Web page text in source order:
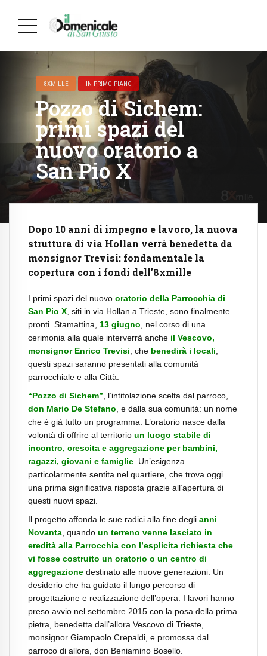
8XMILLE IN PRIMO PIANO
Pozzo di Sichem:
primi spazi del
nuovo oratorio a
San Pio X
Dopo 10 anni di impegno e lavoro, la nuova
struttura di via Hollan verrà benedetta da
monsignor Trevisi: fondamentale la
copertura con i fondi dell'8xmille
I primi spazi del nuovo oratorio della Parrocchia di
San Pio X , siti in via Hollan a Trieste, sono finalmente
pronti. Stamattina, 13 giugno , nel corso di una
cerimonia alla quale interverrà anche il Vescovo,
monsignor Enrico Trevisi , che benedirà i locali
questi spazi saranno presentati alla comunità
parrocchiale e alla Città.
“Pozzo di Sichem” , l’intitolazione scelta dal parroco,
don Mario De Stefano , e dalla sua comunità: un nome
che è già tutto un programma. L’oratorio nasce dalla
volontà di offrire al territorio un luogo stabile di
incontro, crescita e aggregazione per bambini,
ragazzi, giovani e famiglie . Un’esigenza
particolarmente sentita nel quartiere, che trova oggi
una prima significativa risposta grazie all’apertura di
questi nuovi spazi.
Il progetto affonda le sue radici alla fine degli anni
Novanta , quando un terreno venne lasciato in
eredità alla Parrocchia con l’esplicita richiesta che
vi fosse costruito un oratorio o un centro di
aggregazione destinato alle nuove generazioni. Un
desiderio che ha guidato il lungo percorso di
progettazione e realizzazione dell’opera. I lavori hanno
preso avvio nel settembre 2015 con la posa della prima
pietra, benedetta dall’allora Vescovo di Trieste,
monsignor Giampaolo Crepaldi, e promossa dal
parroco di allora, don Beniamino Bosello.